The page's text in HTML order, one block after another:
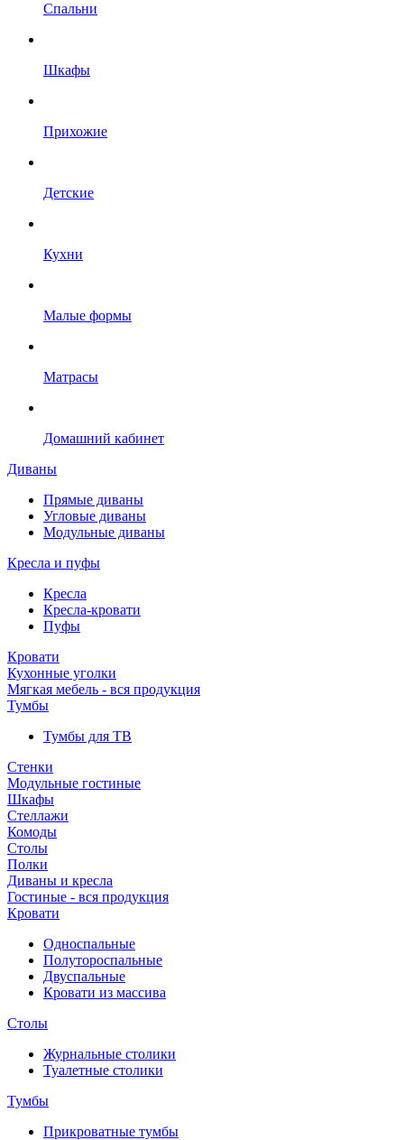
Спальни
Шкафы
Прихожие
Детские
Кухни
Малые формы
Матрасы
Домашний кабинет
Диваны
Прямые диваны
Угловые диваны
Модульные диваны
Кресла и пуфы
Кресла
Кресла-кровати
Пуфы
Кровати
Кухонные уголки
Мягкая мебель - вся продукция
Тумбы
Тумбы для ТВ
Стенки
Модульные гостиные
Шкафы
Стеллажи
Комоды
Столы
Полки
Диваны и кресла
Гостиные - вся продукция
Кровати
Односпальные
Полутороспальные
Двуспальные
Кровати из массива
Столы
Журнальные столики
Туалетные столики
Тумбы
Прикроватные тумбы